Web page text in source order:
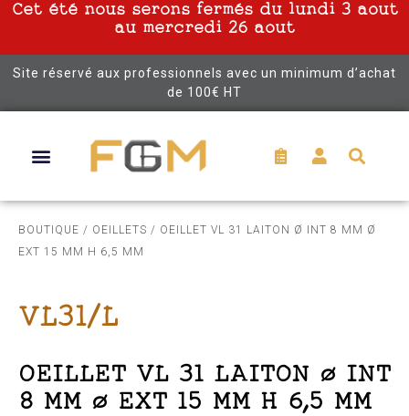
Cet été nous serons fermés du lundi 3 aout
au mercredi 26 aout
Site réservé aux professionnels avec un minimum d’achat
de 100€ HT
BOUTIQUE / OEILLETS / OEILLET VL 31 LAITON Ø INT 8 MM Ø
EXT 15 MM H 6,5 MM
VL31/L
OEILLET VL 31 LAITON Ø INT
8 MM Ø EXT 15 MM H 6,5 MM